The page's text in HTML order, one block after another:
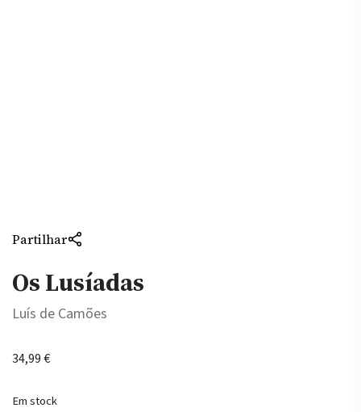
Partilhar
Os Lusíadas
Luís de Camões
34,99€
Em stock